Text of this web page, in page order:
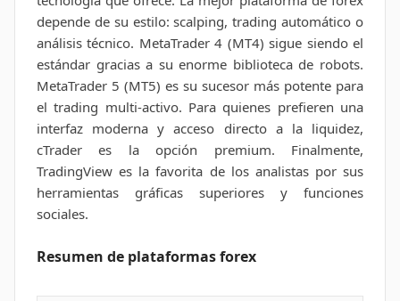
depende de su estilo: scalping, trading automático o
análisis técnico. MetaTrader 4 (MT4) sigue siendo el
estándar gracias a su enorme biblioteca de robots.
MetaTrader 5 (MT5) es su sucesor más potente para
el trading multi-activo. Para quienes prefieren una
interfaz moderna y acceso directo a la liquidez,
cTrader es la opción premium. Finalmente,
TradingView es la favorita de los analistas por sus
herramientas gráficas superiores y funciones
sociales.
Resumen de plataformas forex